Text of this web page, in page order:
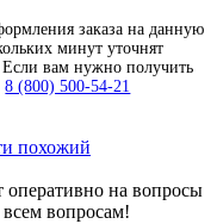
заказа на данную
минут уточнят
Если вам нужно получить
8 (800) 500-54-21
похожий
на вопросы
вопросам!